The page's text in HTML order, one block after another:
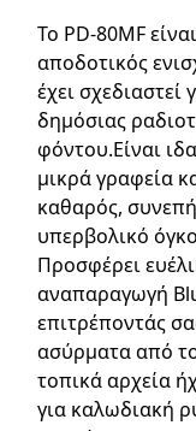
Το PD-80MF
αποδοτικός
έχει σχεδιαστεί
δημόσιας
φόντου.Είναι
μικρά γραφεία
καθαρός,
υπερβολικό
Προσφέρει
αναπαραγωγή
επιτρέποντάς
ασύρματα από
τοπικά αρχεία
για καλωδιακή